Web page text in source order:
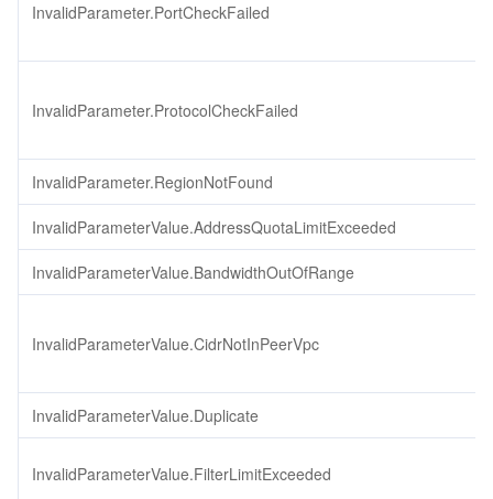
InvalidParameter.PortCheckFailed
InvalidParameter.ProtocolCheckFailed
InvalidParameter.RegionNotFound
InvalidParameterValue.AddressQuotaLimitExceeded
InvalidParameterValue.BandwidthOutOfRange
InvalidParameterValue.CidrNotInPeerVpc
InvalidParameterValue.Duplicate
InvalidParameterValue.FilterLimitExceeded